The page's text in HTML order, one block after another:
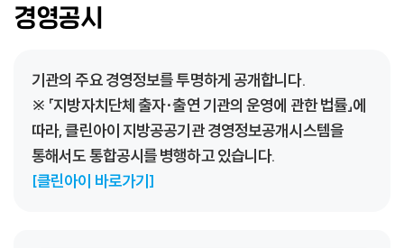
경영공시
기관의 주요 경영정보를 투명하게 공개합니다.
※ 「지방자치단체 출자·출연 기관의 운영에 관한 법률」에
따라, 클린아이 지방공공기관 경영정보공개시스템을
통해서도 통합공시를 병행하고 있습니다.
[클린아이 바로가기]